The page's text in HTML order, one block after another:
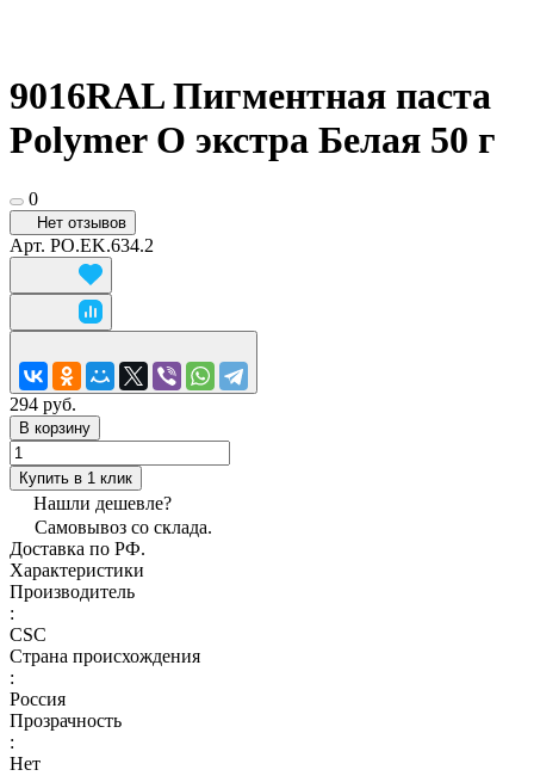
9016RAL Пигментная паста
Polymer O экстра Белая 50 г
0
Нет отзывов
Арт. PO.EK.634.2
294 руб.
В корзину
Купить в 1 клик
Нашли дешевле?
Самовывоз со склада.
Доставка по РФ.
Характеристики
Производитель
:
CSC
Страна происхождения
:
Россия
Прозрачность
:
Нет